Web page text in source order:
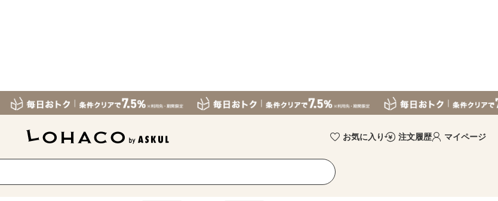
お気に入り 注文履歴 マイページ